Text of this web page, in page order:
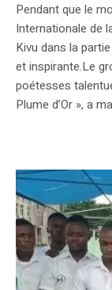
Pendant que le
Internationale de
Kivu dans la
et inspirante.Le
poétesses
Plume d’Or », a